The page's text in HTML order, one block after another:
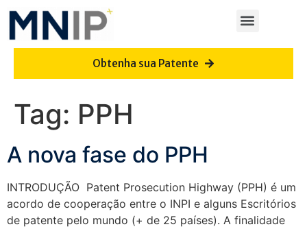
Obtenha sua Patente
Tag: PPH
A nova fase do PPH
INTRODUÇÃO Patent Prosecution Highway (PPH) é um
acordo de cooperação entre o INPI e alguns Escritórios
de patente pelo mundo (+ de 25 países). A finalidade